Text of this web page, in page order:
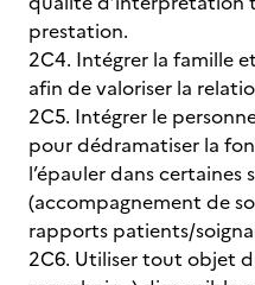
prestation.
2C4. Intégrer la famille
afin de valoriser la
2C5. Intégrer le
pour dédramatiser la
l’épauler dans certaines
(accompagnement de
rapports patients/
2C6. Utiliser tout objet